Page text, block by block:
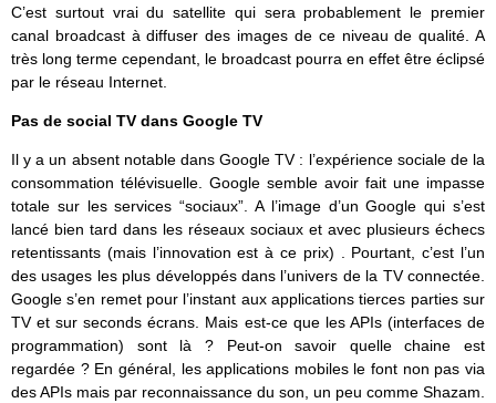
C’est surtout vrai du satellite qui sera probablement le premier
canal broadcast à diffuser des images de ce niveau de qualité. A
très long terme cependant, le broadcast pourra en effet être éclipsé
par le réseau Internet.
Pas de social TV dans Google TV
Il y a un absent notable dans Google TV : l’expérience sociale de la
consommation télévisuelle. Google semble avoir fait une impasse
totale sur les services “sociaux”. A l’image d’un Google qui s’est
lancé bien tard dans les réseaux sociaux et avec plusieurs échecs
retentissants (mais l’innovation est à ce prix) . Pourtant, c’est l’un
des usages les plus développés dans l’univers de la TV connectée.
Google s’en remet pour l’instant aux applications tierces parties sur
TV et sur seconds écrans. Mais est-ce que les APIs (interfaces de
programmation) sont là ? Peut-on savoir quelle chaine est
regardée ? En général, les applications mobiles le font non pas via
des APIs mais par reconnaissance du son, un peu comme Shazam.